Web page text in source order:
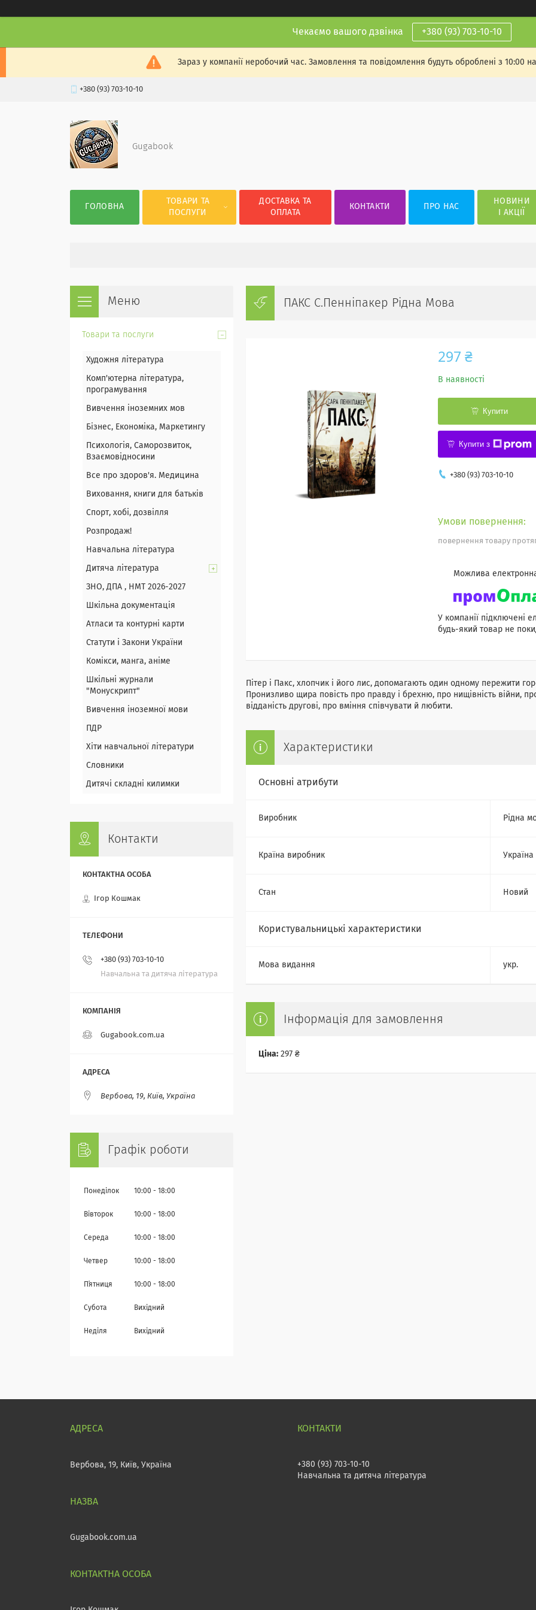
Чекаємо вашого дзвінка +380 (93) 703-10-10
Зараз у компанії неробочий час. Замовлення та повідомлення будуть оброблені з 10:00
+380 (93) 703-10-10
Gugabook
ГОЛОВНА
ТОВАРИ ТА
ПОСЛУГИ
ДОСТАВКА ТА
ОПЛАТА
КОНТАКТИ ПРО НАС
НОВИНИ
І АКЦІЇ
ПАКС С.Пенніпакер Рідна Мова
297 ₴
В наявності
Купити
Купити з
+380 (93) 703-10-10
повернення товару
У компанії підключені
будь-який товар не
Пітер і Пакс, хлопчик і його лис, допомагають один одному пережити
Пронизливо щира повість про правду і брехню, про нищівність війни,
відданість другові, про вміння співчувати й любити.
Характеристики
Основні атрибути
Виробник Рідна
Країна виробник Україна
Стан Новий
Користувальницькі характеристики
Мова видання укр.
Інформація для замовлення
Ціна: 297 ₴
Товари та послуги
Художня література
Комп'ютерна література,
програмування
Вивчення іноземних мов
Бізнес, Економіка, Маркетингу
Психологія, Саморозвиток,
Взаємовідносини
Все про здоров'я. Медицина
Виховання, книги для батьків
Спорт, хобі, дозвілля
Розпродаж!
Навчальна література
Дитяча література
ЗНО, ДПА , НМТ 2026-2027
Шкільна документація
Атласи та контурні карти
Статути і Закони України
Комікси, манга, аніме
Шкільні журнали
"Монускрипт"
Вивчення іноземної мови
ПДР
Хіти навчальної літератури
Словники
Дитячі складні килимки
Контакти
Ігор Кошмак
+380 (93) 703-10-10
Навчальна та дитяча література
Gugabook.com.ua
Вербова, 19, Київ, Україна
Графік роботи
Понеділок 10:00 18:00
Вівторок 10:00 18:00
Середа 10:00 18:00
Четвер 10:00 18:00
Пʼятниця 10:00 18:00
Субота Вихідний
Неділя Вихідний
Вербова, 19, Київ, Україна
Gugabook.com.ua
+380 (93) 703-10-10
Навчальна та дитяча література